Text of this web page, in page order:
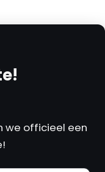
we officieel een